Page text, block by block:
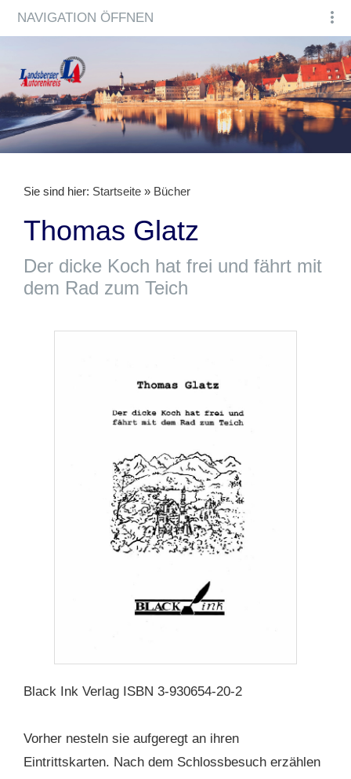
NAVIGATION ÖFFNEN
Sie sind hier: Startseite » Bücher
Thomas Glatz
Der dicke Koch hat frei und fährt mit
dem Rad zum Teich
Black Ink Verlag ISBN 3-930654-20-2
Vorher nesteln sie aufgeregt an ihren
Eintrittskarten. Nach dem Schlossbesuch erzählen